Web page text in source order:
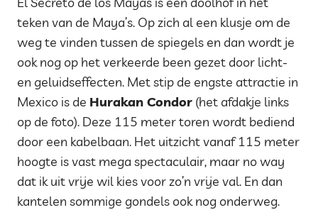
teken van de Maya’s. Op zich al een klusje om de
weg te vinden tussen de spiegels en dan wordt je
ook nog op het verkeerde been gezet door licht-
en geluidseffecten. Met stip de engste attractie in
Mexico is de Hurakan Condor (het afdakje links
op de foto). Deze 115 meter toren wordt bediend
door een kabelbaan. Het uitzicht vanaf 115 meter
hoogte is vast mega spectaculair, maar no way
dat ik uit vrije wil kies voor zo’n vrije val. En dan
kantelen sommige gondels ook nog onderweg.